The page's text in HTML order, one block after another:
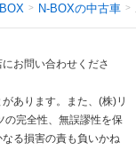
N-BOXの中古車
お問い合わせくださ
あります。また、(株)リ
の完全性、無誤謬性を保
る損害の責も負いかね